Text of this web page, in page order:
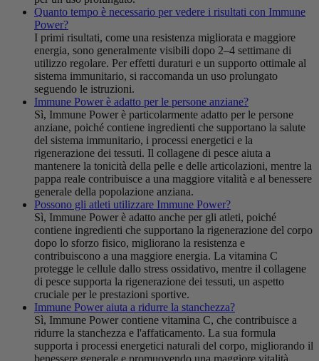
Quanto tempo è necessario per vedere i risultati con Immune
Power?
I primi risultati, come una resistenza migliorata e maggiore
energia, sono generalmente visibili dopo 2–4 settimane di
utilizzo regolare. Per effetti duraturi e un supporto ottimale al
sistema immunitario, si raccomanda un uso prolungato
seguendo le istruzioni.
Immune Power è adatto per le persone anziane?
Sì, Immune Power è particolarmente adatto per le persone
anziane, poiché contiene ingredienti che supportano la salute
del sistema immunitario, i processi energetici e la
rigenerazione dei tessuti. Il collagene di pesce aiuta a
mantenere la tonicità della pelle e delle articolazioni, mentre la
pappa reale contribuisce a una maggiore vitalità e al benessere
generale della popolazione anziana.
Possono gli atleti utilizzare Immune Power?
Sì, Immune Power è adatto anche per gli atleti, poiché
contiene ingredienti che supportano la rigenerazione del corpo
dopo lo sforzo fisico, migliorano la resistenza e
contribuiscono a una maggiore energia. La vitamina C
protegge le cellule dallo stress ossidativo, mentre il collagene
di pesce supporta la rigenerazione dei tessuti, un aspetto
cruciale per le prestazioni sportive.
Immune Power aiuta a ridurre la stanchezza?
Sì, Immune Power contiene vitamina C, che contribuisce a
ridurre la stanchezza e l'affaticamento. La sua formula
supporta i processi energetici naturali del corpo, migliorando il